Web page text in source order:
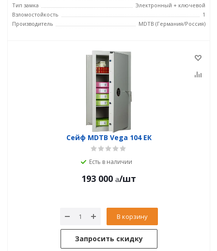
Тип замка
Электронный + ключевой
Взломостойкость
1
Производитель
MDTB (Германия/Россия)
Сейф MDTB Vega 104 ЕК
Есть в наличии
193 000 /шт
В корзину
Запросить скидку